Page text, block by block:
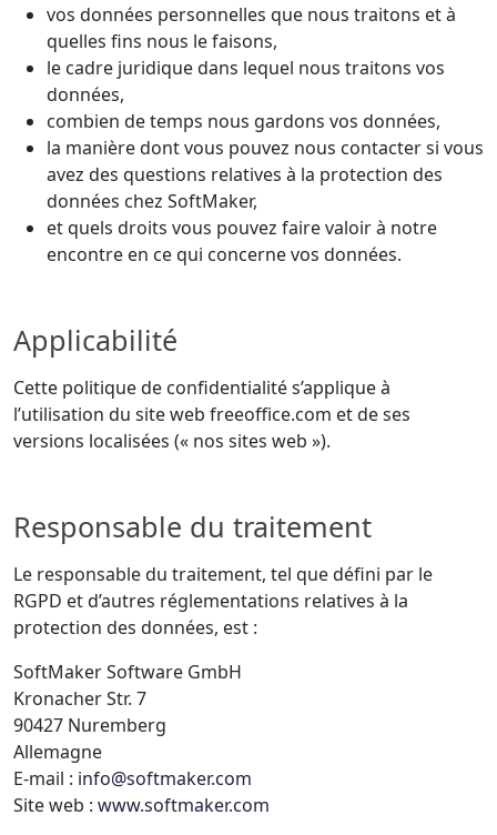
vos données personnelles que nous traitons et à
quelles fins nous le faisons,
le cadre juridique dans lequel nous traitons vos
données,
combien de temps nous gardons vos données,
la manière dont vous pouvez nous contacter si vous
avez des questions relatives à la protection des
données chez SoftMaker,
et quels droits vous pouvez faire valoir à notre
encontre en ce qui concerne vos données.
Applicabilité
Cette politique de confidentialité s’applique à
l’utilisation du site web freeoffice.com et de ses
versions localisées (« nos sites web »).
Responsable du traitement
Le responsable du traitement, tel que défini par le
RGPD et d’autres réglementations relatives à la
protection des données, est :
SoftMaker Software GmbH
Kronacher Str. 7
90427 Nuremberg
Allemagne
E-mail : info@softmaker.com
Site web : www.softmaker.com